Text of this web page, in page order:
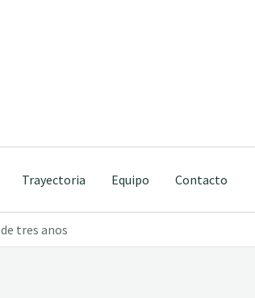
Trayectoria Equipo Contacto
tres anos